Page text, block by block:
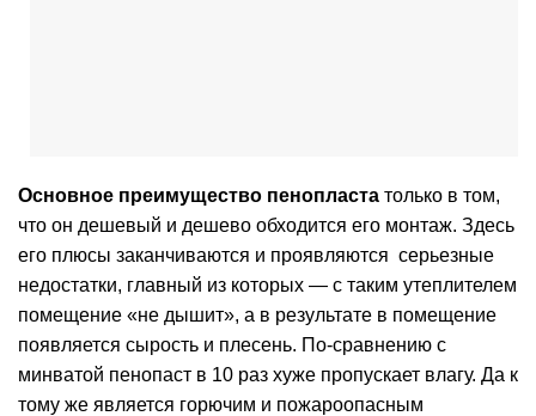
Основное преимущество пенопласта только в том,
что он дешевый и дешево обходится его монтаж. Здесь
его плюсы заканчиваются и проявляются серьезные
недостатки, главный из которых — с таким утеплителем
помещение «не дышит», а в результате в помещение
появляется сырость и плесень. По-сравнению с
минватой пенопаст в 10 раз хуже пропускает влагу. Да к
тому же является горючим и пожароопасным